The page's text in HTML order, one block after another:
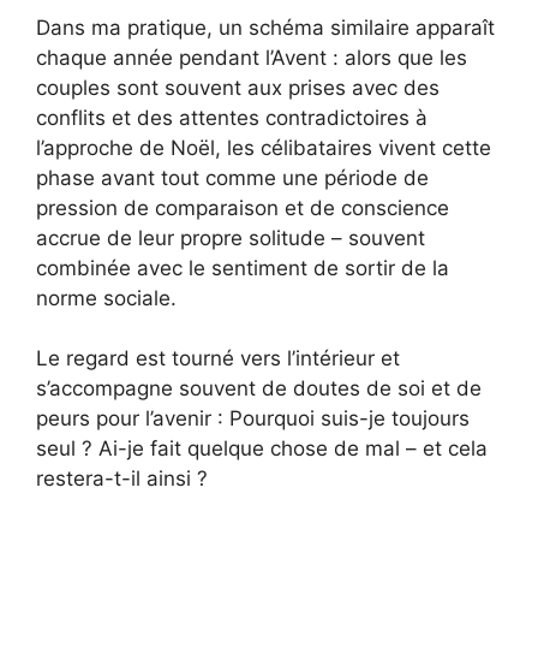
Dans ma pratique, un schéma similaire apparaît
chaque année pendant l’Avent : alors que les
couples sont souvent aux prises avec des
conflits et des attentes contradictoires à
l’approche de Noël, les célibataires vivent cette
phase avant tout comme une période de
pression de comparaison et de conscience
accrue de leur propre solitude – souvent
combinée avec le sentiment de sortir de la
norme sociale.
Le regard est tourné vers l’intérieur et
s’accompagne souvent de doutes de soi et de
peurs pour l’avenir : Pourquoi suis-je toujours
seul ? Ai-je fait quelque chose de mal – et cela
restera-t-il ainsi ?